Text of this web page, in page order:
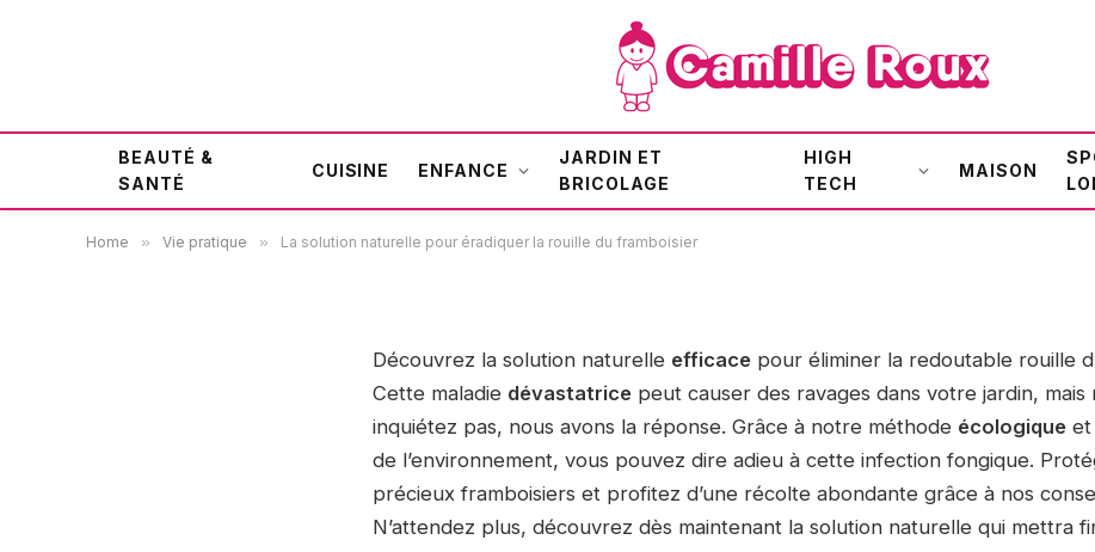
BEAUTÉ &
SANTÉ
CUISINE ENFANCE
JARDIN ET
BRICOLAGE
HIGH
TECH
MAISON
Home » Vie pratique » La solution naturelle pour éradiquer la rouille du framboisier
La solution naturelle pour éradiquer la rouille du
framboisier
VIE PRATIQUE 28 septembre 2023
Découvrez la solution naturelle efficace pour éliminer la redoutable rouille
Cette maladie dévastatrice peut causer des ravages dans votre jardin, mais
inquiétez pas, nous avons la réponse. Grâce à notre méthode écologique et
de l’environnement, vous pouvez dire adieu à cette infection fongique.
précieux framboisiers et profitez d’une récolte abondante grâce à nos
N’attendez plus, découvrez dès maintenant la solution naturelle qui mettra